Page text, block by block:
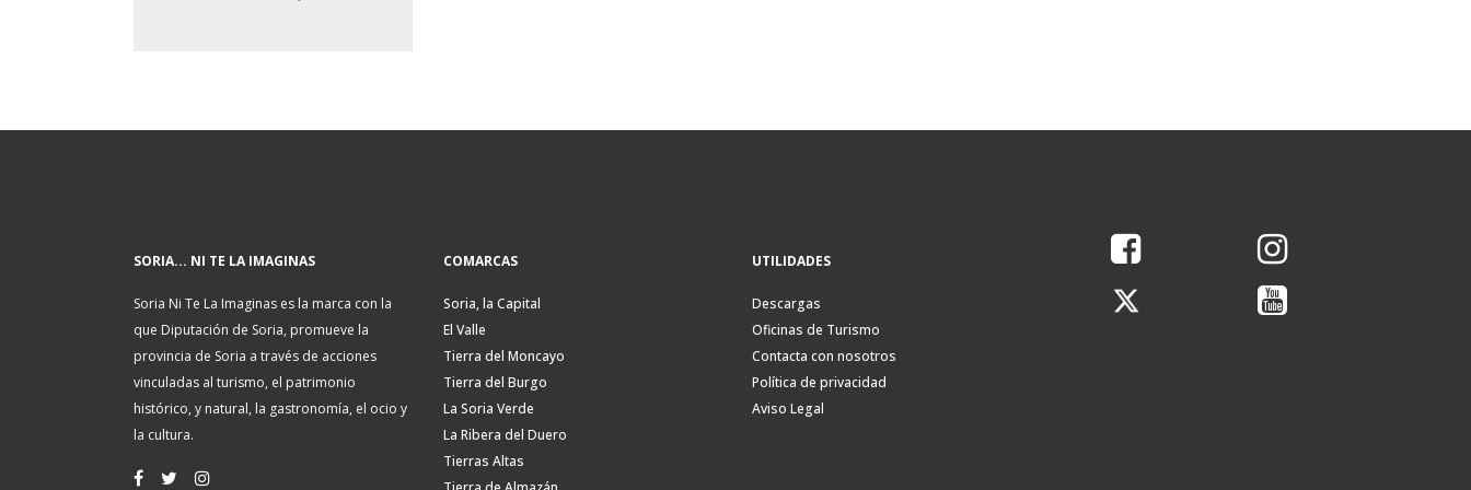
SORIA... NI TE LA IMAGINAS
Soria Ni Te La Imaginas es la marca con la
que Diputación de Soria, promueve la
provincia de Soria a través de acciones
vinculadas al turismo, el patrimonio
histórico, y natural, la gastronomía, el ocio y
la cultura.
COMARCAS
Soria, la Capital
El Valle
Tierra del Moncayo
Tierra del Burgo
La Soria Verde
La Ribera del Duero
Tierras Altas
UTILIDADES
Descargas
Oficinas de Turismo
Contacta con nosotros
Política de privacidad
Aviso Legal